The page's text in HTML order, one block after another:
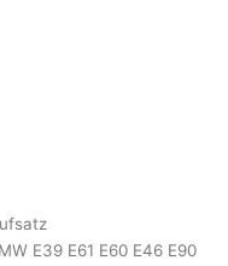
E39 E61 E60 E46 E90